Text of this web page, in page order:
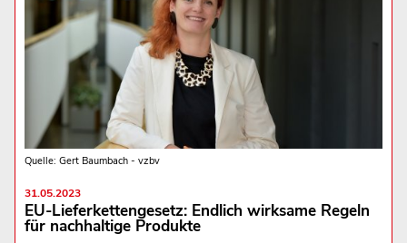
Quelle: Gert Baumbach - vzbv
31.05.2023
EU-Lieferkettengesetz: Endlich wirksame Regeln
für nachhaltige Produkte